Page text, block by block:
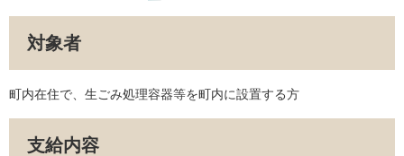
対象者
町内在住で、生ごみ処理容器等を町内に設置する方
支給内容